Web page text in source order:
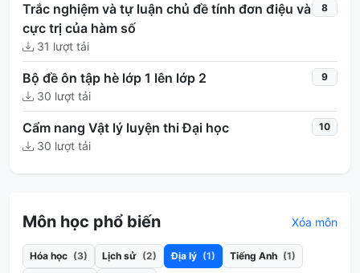
Trắc nghiệm và tự luận chủ đề tính đơn điệu và
cực trị của hàm số
31 lượt tải
8
Bộ đề ôn tập hè lớp 1 lên lớp 2
30 lượt tải
9
Cẩm nang Vật lý luyện thi Đại học
30 lượt tải
10
Môn học phổ biến Xóa môn
Hóa học (3) Lịch sử (2) Địa lý (1) Tiếng Anh (1)